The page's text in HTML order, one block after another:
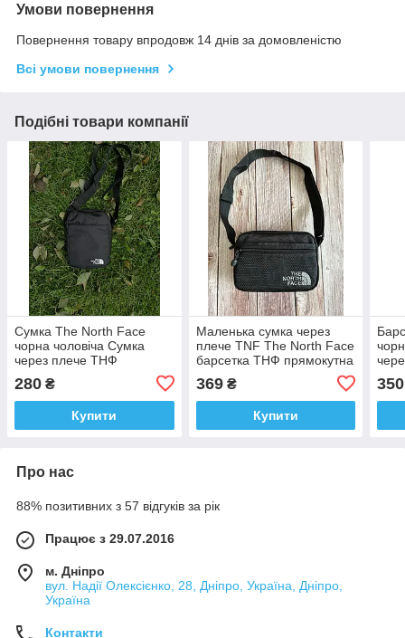
Умови повернення
Повернення товару впродовж 14 днів за домовленістю
Всі умови повернення
Подібні товари компанії
Сумка The North Face
чорна чоловіча Сумка
через плече ТНФ
280 ₴
Купити
Маленька сумка через
плече TNF The North Face
барсетка ТНФ прямокутна
369₴
Купити
350
Про нас
88% позитивних з 57 відгуків за рік
Працює з 29.07.2016
м. Дніпро
вул. Надії Олексієнко, 28, Дніпро, Україна, Дніпро,
Україна
Контакти